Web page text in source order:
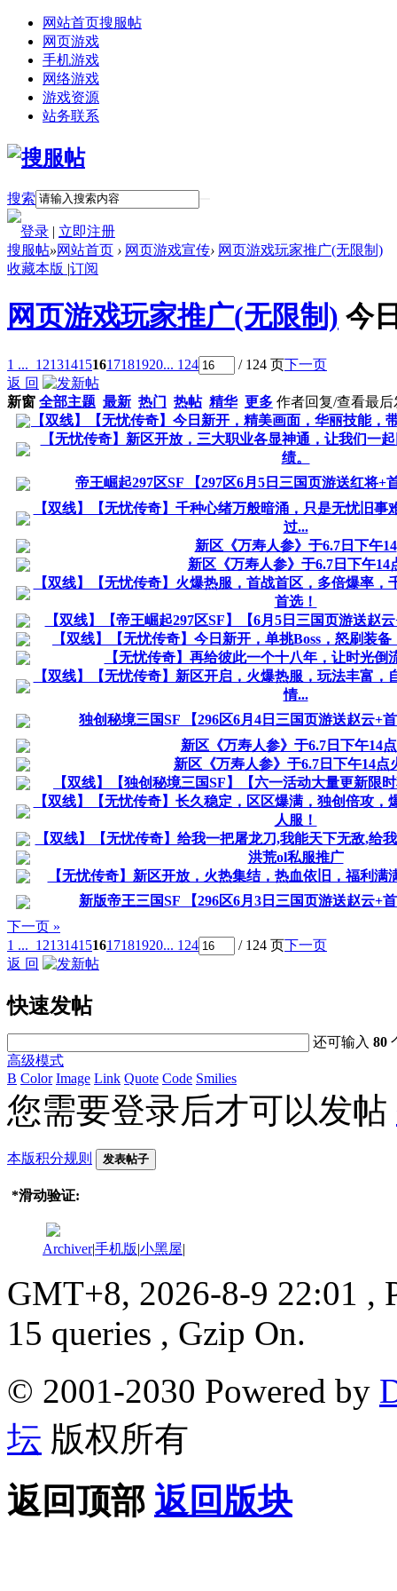
网站首页搜服帖
网页游戏
手机游戏
网络游戏
游戏资源
站务联系
搜索
登录 | 立即注册
搜服帖»网站首页 › 网页游戏宣传› 网页游戏玩家推广(无限制)
收藏本版 |订阅
网页游戏玩家推广(无限制) 今
1 ... 121314151617181920... 124 / 124 页下一页
返 回
新窗 全部主题 最新 热门 热帖 精华 更多 作者回复/查看最后
【双线】【无忧传奇】今日新开，精美画面，华丽技能，
【无忧传奇】新区开放，三大职业各显神通，让我们一
绩。
帝王崛起297区SF 【297区6月5日三国页游送红将+
【双线】【无忧传奇】千种心绪万般暗涌，只是无忧旧事
过...
新区《万寿人参》于6.7日下午14
新区《万寿人参》于6.7日下午14
【双线】【无忧传奇】火爆热服，首战首区，多倍爆率，
首选！
【双线】【帝王崛起297区SF】【6月5日三国页游送赵
【双线】【无忧传奇】今日新开，单挑Boss，怒刷装
【无忧传奇】再给彼此一个十八年，让时光倒
【双线】【无忧传奇】新区开启，火爆热服，玩法丰富，
情...
独创秘境三国SF 【296区6月4日三国页游送赵云+
新区《万寿人参》于6.7日下午14
新区《万寿人参》于6.7日下午14点
【双线】【独创秘境三国SF】【六一活动大量更新限
【双线】【无忧传奇】长久稳定，区区爆满，独创倍攻，
人服！
【双线】【无忧传奇】给我一把屠龙刀,我能天下无敌,给
洪荒ol私服推广
【无忧传奇】新区开放，火热集结，热血依旧，福利满
新版帝王三国SF 【296区6月3日三国页游送赵云+
下一页 »
1 ... 121314151617181920... 124 / 124 页下一页
返 回
快速发帖
还可输入80
高级模式
B Color Image Link Quote Code Smilies
您需要登录后才可以发帖
本版积分规则 发表帖子
*滑动验证:
Archiver|手机版|小黑屋|
GMT+8, 2026-8-9 22:01 ,
15 queries , Gzip On.
© 2001-2030 Powered by
坛 版权所有
返回顶部 返回版块